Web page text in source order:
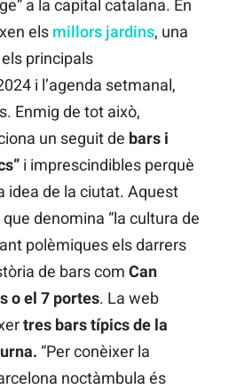
a la capital catalana. En
els millors jardins, una
els principals
i l’agenda setmanal,
Enmig de tot això,
un seguit de bars i
i imprescindibles perquè
idea de la ciutat. Aquest
denomina “la cultura de
polèmiques els darrers
de bars com Can
o el 7 portes. La web
tres bars típics de la
“Per conèixer la
noctàmbula és